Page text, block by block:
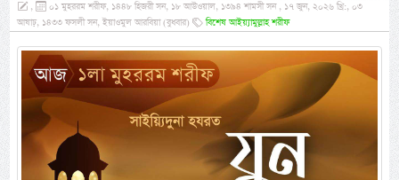
,
০১ মুহররম শরীফ, ১৪৪৮ হিজরী সন, ১৮ আউওয়াল, ১৩৯৪ শামসী সন , ১৭ জুন, ২০২৬ খ্রি:, ০৩
আষাঢ়, ১৪৩৩ ফসলী সন, ইয়াওমুল আরবিয়া (বুধবার)
বিশেষ আইয়্যামুল্লাহ শরীফ